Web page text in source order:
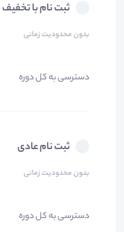
ثبت نام با تخفیف 50%
بدون محدودیت زمانی
دسترسی به کل دوره
ثبت نام عادی
بدون محدودیت زمانی
دسترسی به کل دوره